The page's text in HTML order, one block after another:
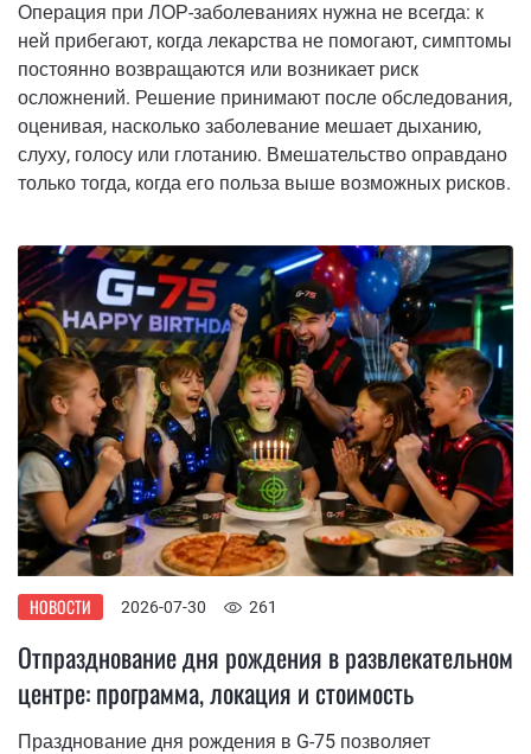
Операция при ЛОР-заболеваниях нужна не всегда: к
ней прибегают, когда лекарства не помогают, симптомы
постоянно возвращаются или возникает риск
осложнений. Решение принимают после обследования,
оценивая, насколько заболевание мешает дыханию,
слуху, голосу или глотанию. Вмешательство оправдано
только тогда, когда его польза выше возможных рисков.
НОВОСТИ 2026-07-30 261
Отпразднование дня рождения в развлекательном
центре: программа, локация и стоимость
Празднование дня рождения в G-75 позволяет